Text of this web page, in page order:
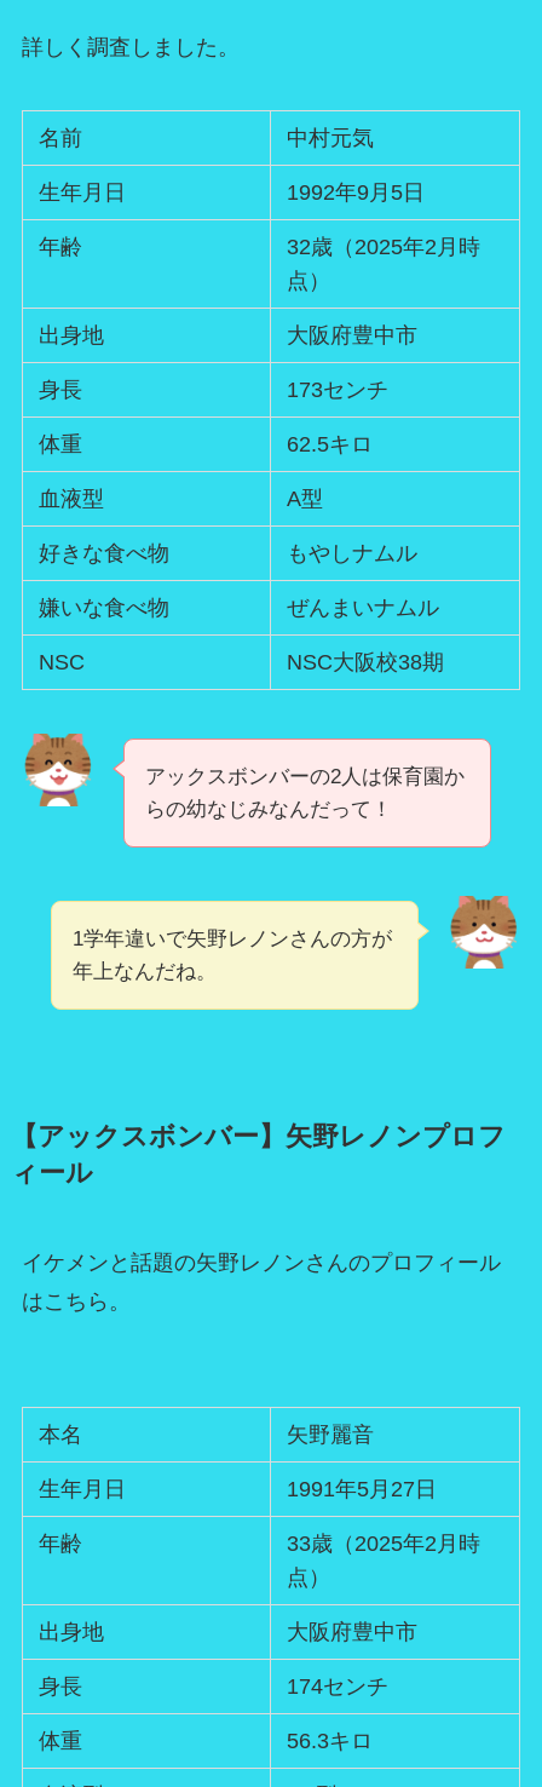
詳しく調査しました。
名前 中村元気
生年月日 1992年9月5日
年齢
32歳（2025年2月時
点）
出身地 大阪府豊中市
身長 173センチ
体重 62.5キロ
血液型 A型
好きな食べ物 もやしナムル
嫌いな食べ物 ぜんまいナムル
NSC NSC大阪校38期
アックスボンバーの2人は保育園か
らの幼なじみなんだって！
1学年違いで矢野レノンさんの方が
年上なんだね。
【アックスボンバー】矢野レノンプロフ
ィール
イケメンと話題の矢野レノンさんのプロフィール
はこちら。
本名 矢野麗音
生年月日 1991年5月27日
年齢
33歳（2025年2月時
点）
出身地 大阪府豊中市
身長 174センチ
体重 56.3キロ